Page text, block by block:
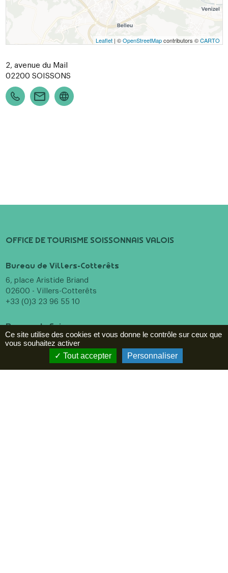
Leaflet| ©OpenStreetMapcontributors ©CARTO
2, avenue du Mail
02200 SOISSONS
OFFICE DE TOURISME SOISSONNAIS VALOIS
Bureau de Villers-Cotterêts
6, place Aristide Briand
02600 - Villers-Cotterêts
+33 (0)3 23 96 55 10
Bureau de Soissons
16 Pl. Fernand Marquigny
02200 - Soissons
+33 (0)3 23 96 55 10
Ce site utilise des cookies et vous donne le contrôle sur ceux que
vous souhaitez activer
Tout accepter
Personnaliser